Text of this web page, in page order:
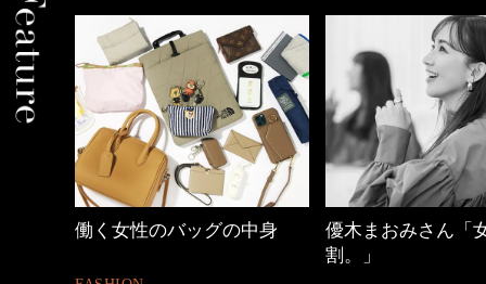
働く女性のバッグの中身
優木まおみさん「
割。」